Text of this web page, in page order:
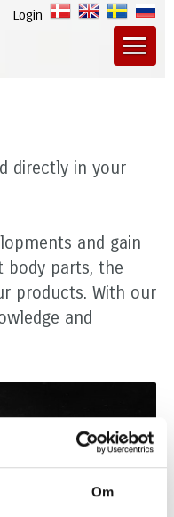
Om
Login
directly in your
and gain
body parts, the
products. With our
and